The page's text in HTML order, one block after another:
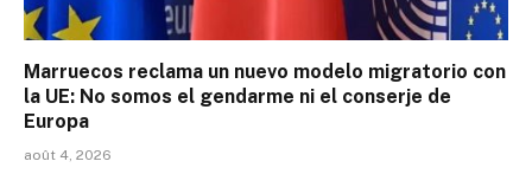
Marruecos reclama un nuevo modelo migratorio con
la UE: No somos el gendarme ni el conserje de
Europa
août 4, 2026